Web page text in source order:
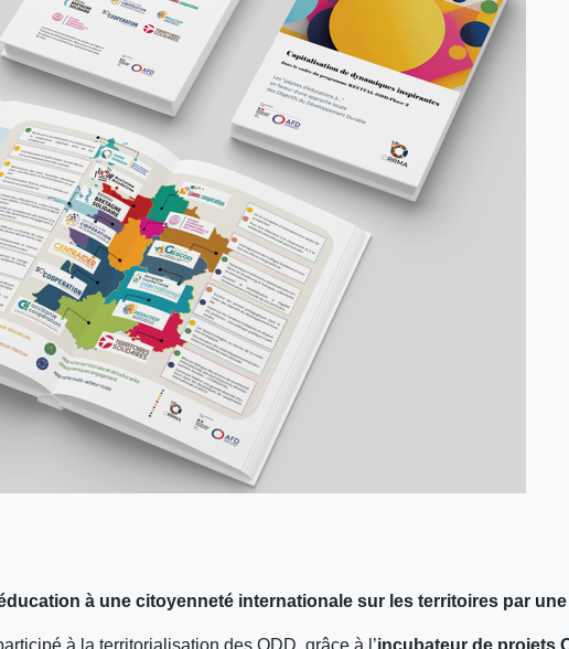
à une citoyenneté internationale sur les territoires par
à la territorialisation des ODD, grâce à l’incubateur de projets